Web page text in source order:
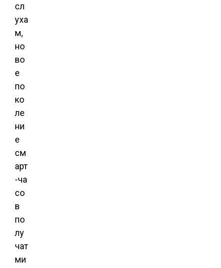
сл
уха
м,
но
во
е
по
ко
ле
ни
е
см
арт
-ча
со
в
по
лу
чат
ми